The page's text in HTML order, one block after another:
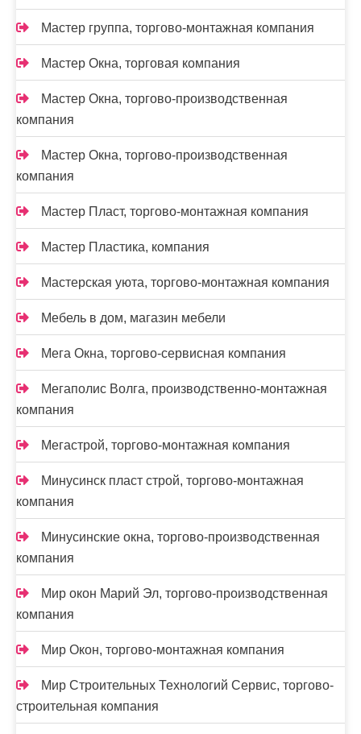
Мастер группа, торгово-монтажная компания
Мастер Окна, торговая компания
Мастер Окна, торгово-производственная
компания
Мастер Окна, торгово-производственная
компания
Мастер Пласт, торгово-монтажная компания
Мастер Пластика, компания
Мастерская уюта, торгово-монтажная компания
Мебель в дом, магазин мебели
Мега Окна, торгово-сервисная компания
Мегаполис Волга, производственно-монтажная
компания
Мегастрой, торгово-монтажная компания
Минусинск пласт строй, торгово-монтажная
компания
Минусинские окна, торгово-производственная
компания
Мир окон Марий Эл, торгово-производственная
компания
Мир Окон, торгово-монтажная компания
Мир Строительных Технологий Сервис, торгово-
строительная компания